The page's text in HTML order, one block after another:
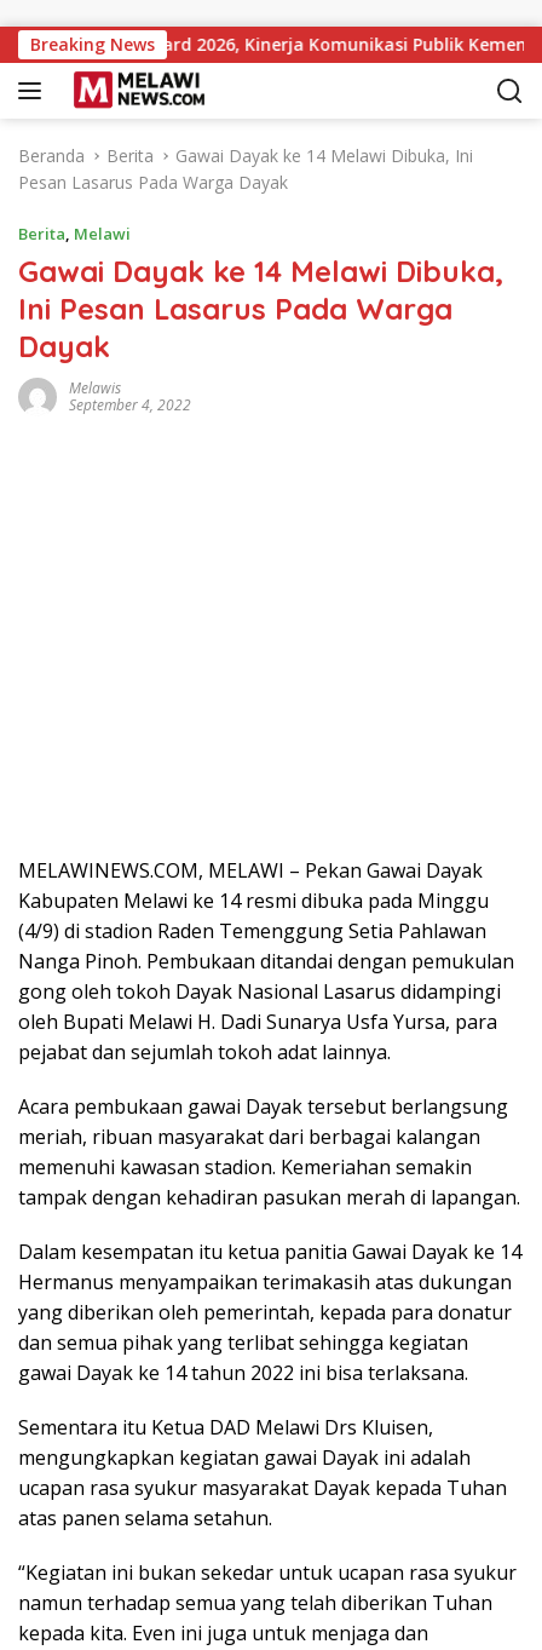
Breaking News
Award 2026, Kinerja Komunikasi Publik Kementerian
Beranda Berita
Gawai Dayak ke 14 Melawi Dibuka, Ini
Pesan Lasarus Pada Warga Dayak
Berita, Melawi
Gawai Dayak ke 14 Melawi Dibuka,
Ini Pesan Lasarus Pada Warga
Dayak
Melawis
September 4, 2022
MELAWINEWS.COM, MELAWI – Pekan Gawai Dayak
Kabupaten Melawi ke 14 resmi dibuka pada Minggu
(4/9) di stadion Raden Temenggung Setia Pahlawan
Nanga Pinoh. Pembukaan ditandai dengan pemukulan
gong oleh tokoh Dayak Nasional Lasarus didampingi
oleh Bupati Melawi H. Dadi Sunarya Usfa Yursa, para
pejabat dan sejumlah tokoh adat lainnya.
Acara pembukaan gawai Dayak tersebut berlangsung
meriah, ribuan masyarakat dari berbagai kalangan
memenuhi kawasan stadion. Kemeriahan semakin
tampak dengan kehadiran pasukan merah di lapangan.
Dalam kesempatan itu ketua panitia Gawai Dayak ke 14
Hermanus menyampaikan terimakasih atas dukungan
yang diberikan oleh pemerintah, kepada para donatur
dan semua pihak yang terlibat sehingga kegiatan
gawai Dayak ke 14 tahun 2022 ini bisa terlaksana.
Sementara itu Ketua DAD Melawi Drs Kluisen,
mengungkapkan kegiatan gawai Dayak ini adalah
ucapan rasa syukur masyarakat Dayak kepada Tuhan
atas panen selama setahun.
“Kegiatan ini bukan sekedar untuk ucapan rasa syukur
namun terhadap semua yang telah diberikan Tuhan
kepada kita. Even ini juga untuk menjaga dan